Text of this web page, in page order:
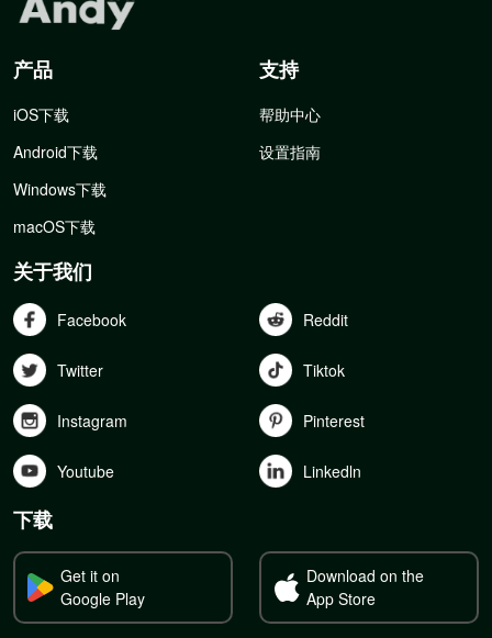
产品
iOS下载
Android下载
Windows下载
macOS下载
支持
帮助中心
设置指南
关于我们
Facebook Reddit
Twitter Tiktok
Instagram Pinterest
Youtube Linkedln
下载
Get it on
Google Play
Download on the
App Store